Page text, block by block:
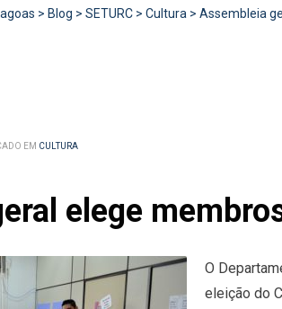
> Blog > SETURC > Cultura > Assembleia
EM CULTURA
elege
O
eleição do